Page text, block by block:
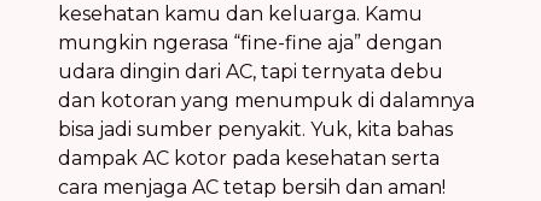
kesehatan kamu dan keluarga. Kamu
mungkin ngerasa “fine-fine aja” dengan
udara dingin dari AC, tapi ternyata debu
dan kotoran yang menumpuk di dalamnya
bisa jadi sumber penyakit. Yuk, kita bahas
dampak AC kotor pada kesehatan serta
cara menjaga AC tetap bersih dan aman!